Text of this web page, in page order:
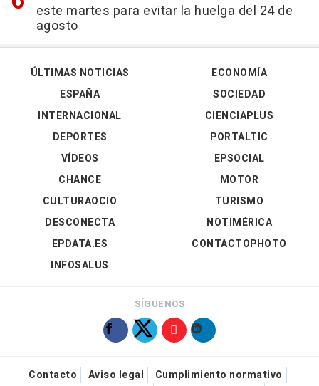
este martes para evitar la huelga del 24 de
agosto
ÚLTIMAS NOTICIAS
ESPAÑA
INTERNACIONAL
DEPORTES
VÍDEOS
ECONOMÍA
SOCIEDAD
CIENCIAPLUS
PORTALTIC
EPSOCIAL
CHANCE
CULTURAOCIO
DESCONECTA
EPDATA.ES
INFOSALUS
MOTOR
TURISMO
NOTIMÉRICA
CONTACTOPHOTO
SÍGUENOS
Contacto Aviso legal
Cumplimiento normativo